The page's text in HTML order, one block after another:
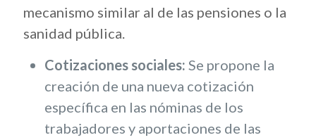
mecanismo similar al de las pensiones o la
sanidad pública.
Cotizaciones sociales: Se propone la
creación de una nueva cotización
específica en las nóminas de los
trabajadores y aportaciones de las